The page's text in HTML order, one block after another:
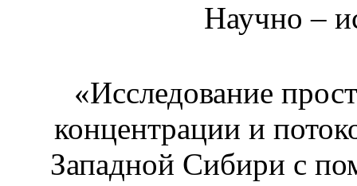
Научно –
«Исследование
концентрации и
Западной Сибири с